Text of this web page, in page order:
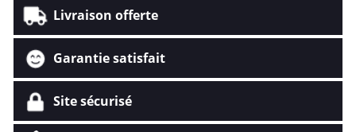
Livraison offerte
Garantie satisfait
Site sécurisé